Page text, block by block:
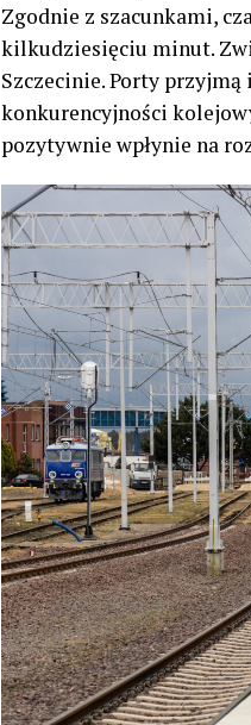
Zgodnie z szacunkami,
kilkudziesięciu minut.
Szczecinie. Porty
konkurencyjności
pozytywnie wpłynie na